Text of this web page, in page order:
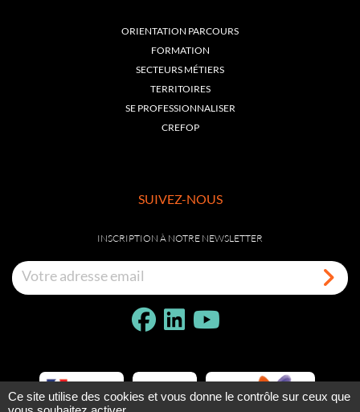
ORIENTATION PARCOURS
FORMATION
SECTEURS MÉTIERS
TERRITOIRES
SE PROFESSIONNALISER
CREFOP
SUIVEZ-NOUS
INSCRIPTION À NOTRE NEWSLETTER
Ce site utilise des cookies et vous donne le contrôle sur ceux que